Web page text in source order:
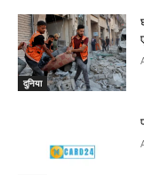
दुनिया